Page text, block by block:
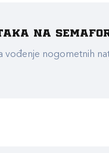
na
vođenje nogometnih